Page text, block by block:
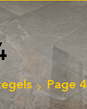
Page 4